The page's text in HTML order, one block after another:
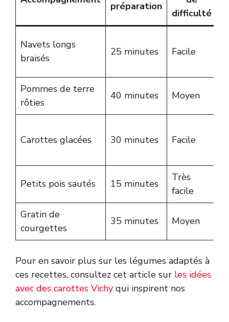
préparation
difficulté
Navets longs
braisés
25 minutes Facile
Pommes de terre
rôties
40 minutes Moyen
Carottes glacées 30 minutes Facile
Petits pois sautés 15 minutes
Très
facile
Gratin de
courgettes
35 minutes Moyen
Pour en savoir plus sur les légumes adaptés à
ces recettes, consultez cet article sur les idées
avec des carottes Vichy qui inspirent nos
accompagnements.